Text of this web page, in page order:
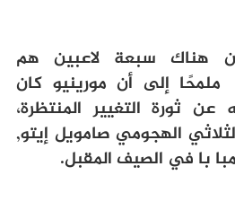
أن هناك سبعة لاعبين هم
ملمحًا إلى أن مورينيو كان
ثورة التغيير المنتظرة،
الهجومي صامويل إيتو,
با في الصيف المقبل.